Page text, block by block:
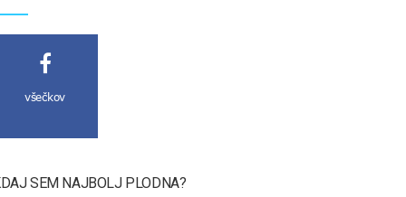
všečkov
SEM NAJBOLJ PLODNA?